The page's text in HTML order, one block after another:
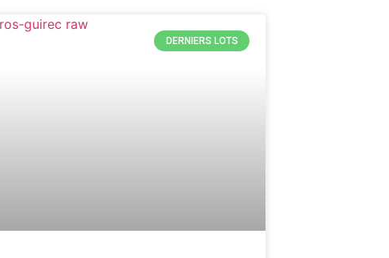
DERNIERS LOTS